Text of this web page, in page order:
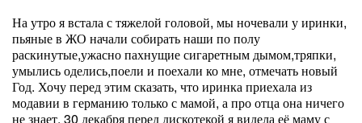
На утро я встала с тяжелой головой, мы ночевали у иринки,
пьяные в ЖО начали собирать наши по полу
раскинутые,ужасно пахнущие сигаретным дымом,тряпки,
умылись оделись,поели и поехали ко мне, отмечать новый
Год. Хочу перед этим сказать, что иринка приехала из
модавии в германию только с мамой, а про отца она ничего
не знает. 30 декабря перед дискотекой я видела её маму с